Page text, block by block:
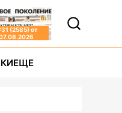
31 (2585) от
ЕЩЕ